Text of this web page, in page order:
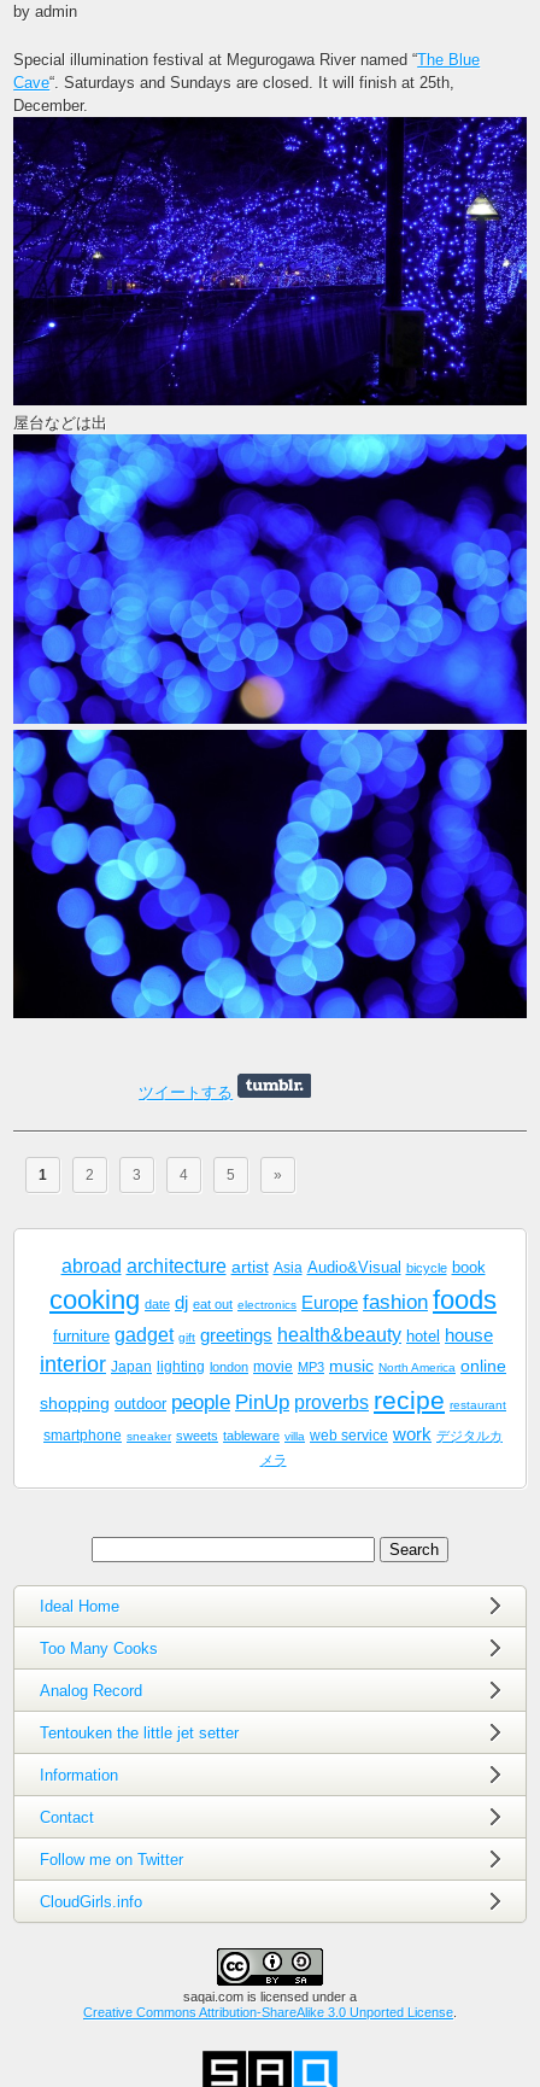
by admin
Special illumination festival at Megurogawa River named “The Blue
Cave“. Saturdays and Sundays are closed. It will finish at 25th,
December.
屋台などは出
ツイートする
1 2 3 4 5 »
abroad architecture artist Asia Audio&Visual bicycle book
cooking date dj eat out electronics Europe fashion foods
furniture gadget gift greetings health&beauty hotel house
interior Japan lighting london movie MP3 music North America online
shopping outdoor people PinUp proverbs recipe restaurant
smartphone sneaker sweets tableware villa web service work デジタルカ
メラ
Ideal Home
Too Many Cooks
Analog Record
Tentouken the little jet setter
Information
Contact
Follow me on Twitter
CloudGirls.info
saqai.com is licensed under a
Creative Commons Attribution-ShareAlike 3.0 Unported License